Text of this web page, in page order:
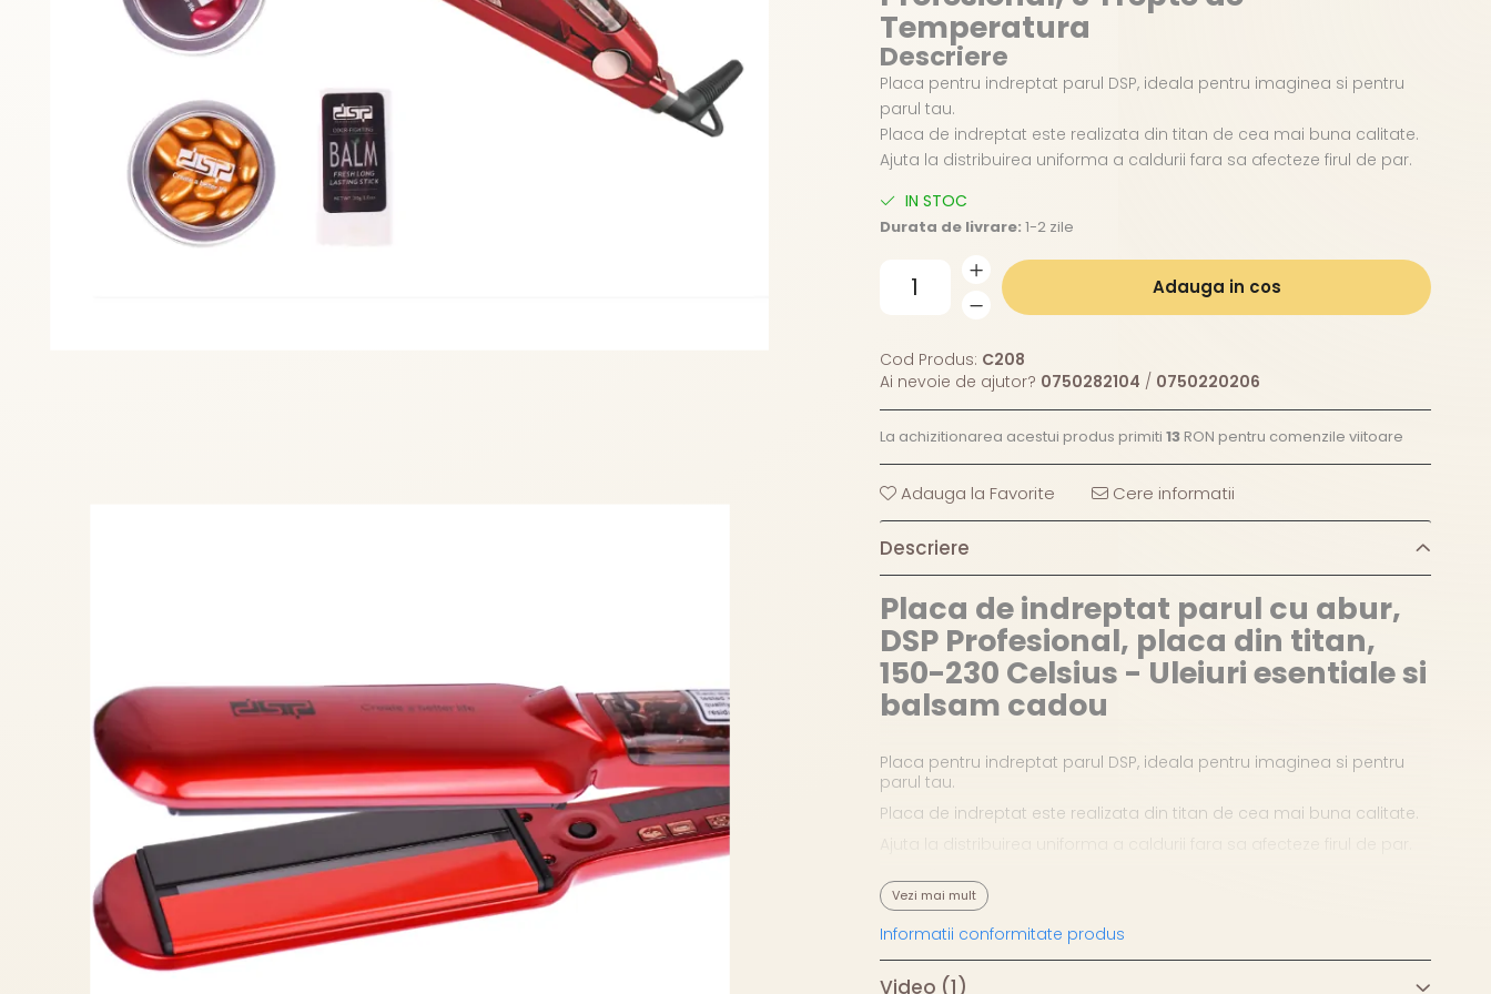
Temperatura
Descriere
Placa pentru indreptat parul DSP, ideala pentru imaginea si pentru
parul tau.
Placa de indreptat este realizata din titan de cea mai buna calitate.
Ajuta la distribuirea uniforma a caldurii fara sa afecteze firul de par.
IN STOC
Durata de livrare: 1-2 zile
Adauga in cos
Cod Produs: C208
Ai nevoie de ajutor? 0750282104 / 0750220206
La achizitionarea acestui produs primiti 13RON pentru comenzile viitoare
Adauga la Favorite Cere informatii
Descriere
Placa de indreptat parul cu abur,
DSP Profesional, placa din titan,
150-230 Celsius - Uleiuri esentiale si
balsam cadou
Placa pentru indreptat parul DSP, ideala pentru imaginea si pentru
parul tau.
Placa de indreptat este realizata din titan de cea mai buna calitate.
Ajuta la distribuirea uniforma a caldurii fara sa afecteze firul de par.
Indicator pentru temperatura LED
Abur
Vezi mai mult
Informatii conformitate produs
Video (1)